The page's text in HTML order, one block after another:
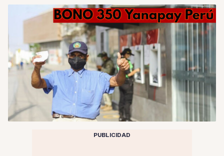
PUBLICIDAD